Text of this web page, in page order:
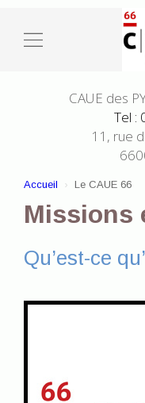
CAUE des
Tel :
11, rue
Accueil Le CAUE 66
Missions
Qu’est-ce